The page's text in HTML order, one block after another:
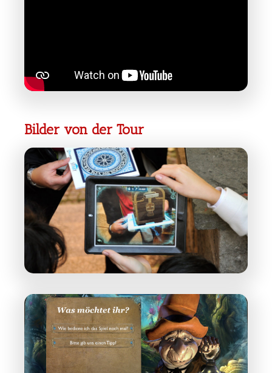
Bilder von der Tour